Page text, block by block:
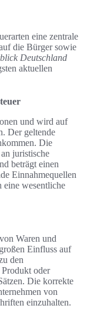
eine zentrale
die Bürger sowie
Deutschland
aktuellen
und wird auf
Der geltende
Die
juristische
beträgt einen
Einnahmequellen
eine wesentliche
Waren und
Einfluss auf
den
Produkt oder
Die korrekte
von
einzuhalten.